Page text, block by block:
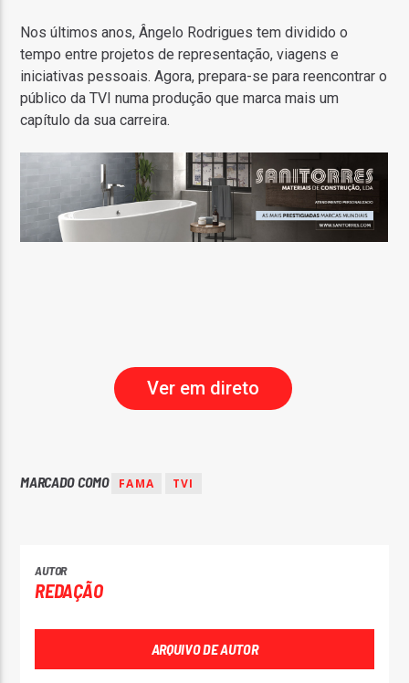
Nos últimos anos, Ângelo Rodrigues tem dividido o
tempo entre projetos de representação, viagens e
iniciativas pessoais. Agora, prepara-se para reencontrar o
público da TVI numa produção que marca mais um
capítulo da sua carreira.
Ver em direto
MARCADO COMO FAMA TVI
AUTOR
REDAÇÃO
ARQUIVO DE AUTOR